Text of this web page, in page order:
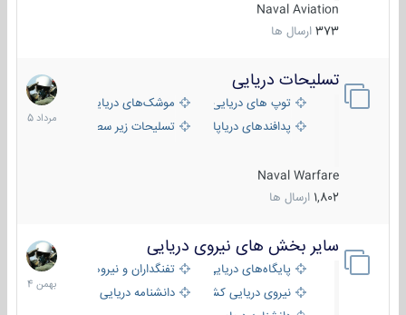
Naval Aviation
373 ارسال ها
تسلیحات دریایی
توپ های دریایی
موشک‌های دریایی
پدافندهای دریاپایه
تسلیحات زیر سطحی
Naval Warfare
1,802 ارسال ها
2
مرداد
1405
سایر بخش های نیروی دریایی
پایگاه‌های دریایی
تفنگداران و نیروهای ویژه‌ی دریایی
نیروی دریایی کشورهای مختلفدانشنامه دریایی
22
بهمن
1404